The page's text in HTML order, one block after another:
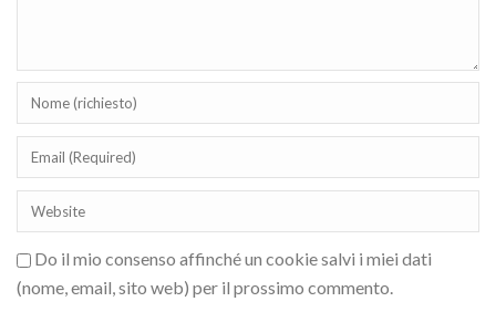
Do il mio consenso affinché un cookie salvi i miei dati
(nome, email, sito web) per il prossimo commento.